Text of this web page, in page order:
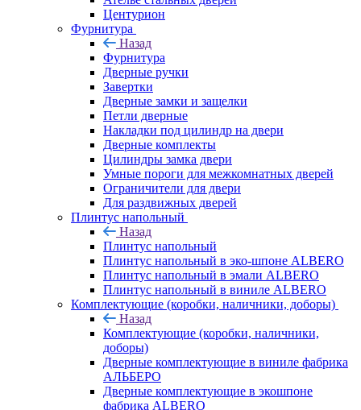
Центурион
Фурнитура
Назад
Фурнитура
Дверные ручки
Завертки
Дверные замки и защелки
Петли дверные
Накладки под цилиндр на двери
Дверные комплекты
Цилиндры замка двери
Умные пороги для межкомнатных дверей
Ограничители для двери
Для раздвижных дверей
Плинтус напольный
Назад
Плинтус напольный
Плинтус напольный в эко-шпоне ALBERO
Плинтус напольный в эмали ALBERO
Плинтус напольный в виниле ALBERO
Комплектующие (коробки, наличники, доборы)
Назад
Комплектующие (коробки, наличники,
доборы)
Дверные комплектующие в виниле фабрика
АЛЬБЕРО
Дверные комплектующие в экошпоне
фабрика ALBERO